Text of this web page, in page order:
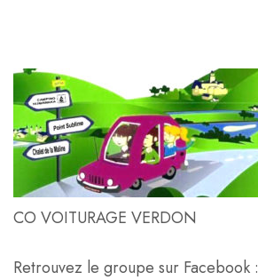
CO VOITURAGE VERDON
Retrouvez le groupe sur Facebook :